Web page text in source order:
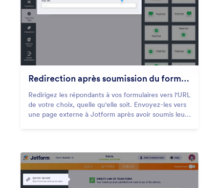
Redirection après soumission du formulaire
Redirigez les répondants à vos formulaires vers l'URL
de votre choix, quelle qu'elle soit. Envoyez-les vers
une page externe à Jotform après avoir soumis leur